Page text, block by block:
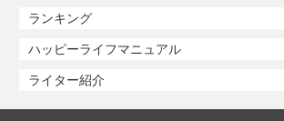
ランキング
ハッピーライフマニュアル
ライター紹介